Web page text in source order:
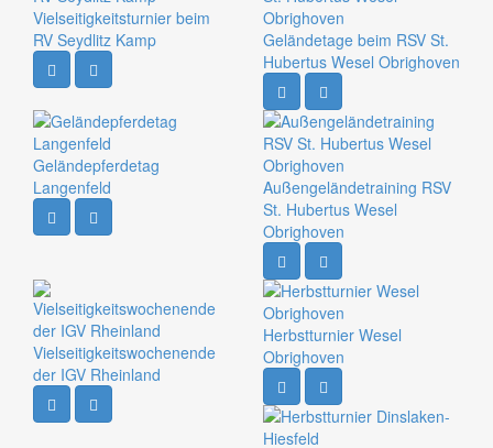
Vielseitigkeitsturnier beim
RV Seydlitz Kamp
Geländetage beim RSV St.
Hubertus Wesel Obrighoven
Geländepferdetag
Langenfeld
Außengeländetraining RSV
St. Hubertus Wesel
Obrighoven
Vielseitigkeitswochenende
der IGV Rheinland
Herbstturnier Wesel
Obrighoven